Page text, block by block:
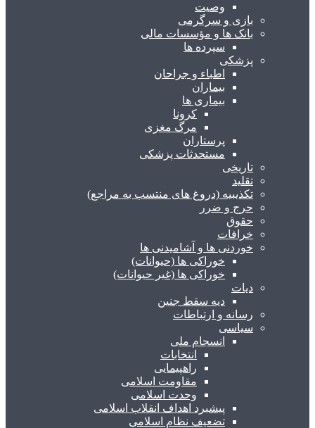
وصیت
بازی و سرگرمی
بانک ها و مؤسسات مالی
سپرده ها
پزشکی
اطباء و جراحان
بیماران
بیماری ها
کرونا
مرگ مغزی
پرستاران
مستحدثات پزشکی
تاریخی
تقلید
تکذیبیه (دروغ های منتسب به مراجع)
حرج و ضرر
حقوق
خرافات
خوردنی ها و آشامیدنی ها
خوراکی ها (حیوانات)
خوراکی ها (غیر حیوانات)
دیات
دیه سقط جنین
رسانه و ارتباطات
سیاسی
انسجام ملی
انتخابات
راهپیمایی
مقاومت اسلامی
وحدت اسلامی
پیشبرد اهداف انقلاب اسلامی
تضعیف نظام اسلامی